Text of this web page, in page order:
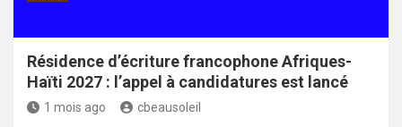
Résidence d’écriture francophone Afriques-
Haïti 2027 : l’appel à candidatures est lancé
1 mois ago cbeausoleil